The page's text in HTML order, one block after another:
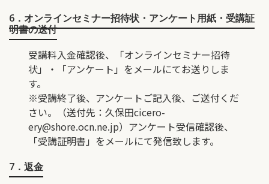
6．オンラインセミナー招待状・アンケート用紙・受講証
明書の送付
受講料入金確認後、「オンラインセミナー招待
状」・「アンケート」をメールにてお送りしま
す。
※受講終了後、アンケートご記入後、ご送付くだ
さい。（送付先：久保田cicero-
ery@shore.ocn.ne.jp）アンケート受信確認後、
「受講証明書」をメールにて発信致します。
7．返金